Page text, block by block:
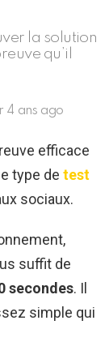
la solution
qu’il
4 ans ago
efficace
type de test
sociaux.
suffit de
secondes. Il
simple qui